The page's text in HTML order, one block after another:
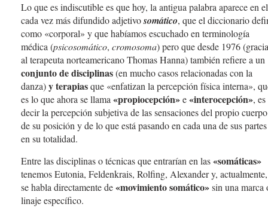
Lo que es indiscutible es que hoy, la antigua palabra aparece en el
cada vez más difundido adjetivosomático, que el diccionario
como «corporal» y que habíamos escuchado en terminología
médica (psicosomático, cromosoma) pero que desde 1976
al terapeuta norteamericano Thomas Hanna) también refiere a un
conjunto de disciplinas(en mucho casos relacionadas con la
danza)y terapiasque «enfatizan la percepción física interna»,
es lo que ahora se llama«propiocepción»e«interocepción», es
decir la percepción subjetiva de las sensaciones del propio
de su posición y de lo que está pasando en cada una de sus
en su totalidad.
Entre las disciplinas o técnicas que entrarían en las«somáticas»
tenemos Eutonia, Feldenkrais, Rolfing, Alexander y, actualmente,
se habla directamente de«movimiento somático»sin una marca
linaje específico.